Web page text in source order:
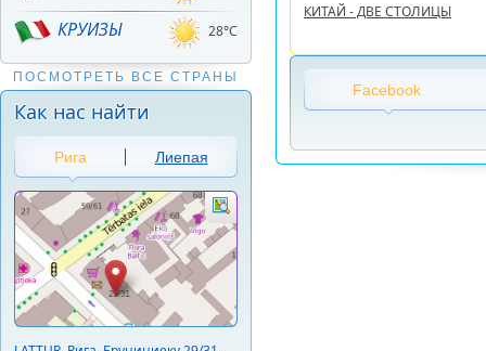
28°C
КРУИЗЫ
ПОСМОТРЕТЬ ВСЕ СТРАНЫ
Как нас найти
Рига Лиепая
КИТАЙ - ДВЕ СТОЛИЦЫ
Facebook